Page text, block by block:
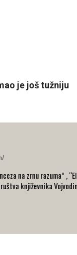
je još tužniju
na zrnu razuma” ,
književnika